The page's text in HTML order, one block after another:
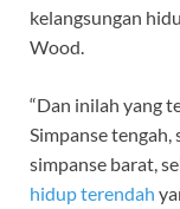
kelangsungan
Wood.
“Dan inilah yang
Simpanse tengah,
simpanse barat,
hidup terendah